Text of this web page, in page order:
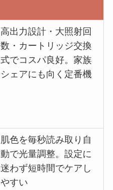
高出力設計・大照射回
数・カートリッジ交換
式でコスパ良好。家族
シェアにも向く定番機
肌色を毎秒読み取り自
動で光量調整。設定に
迷わず短時間でケアし
やすい